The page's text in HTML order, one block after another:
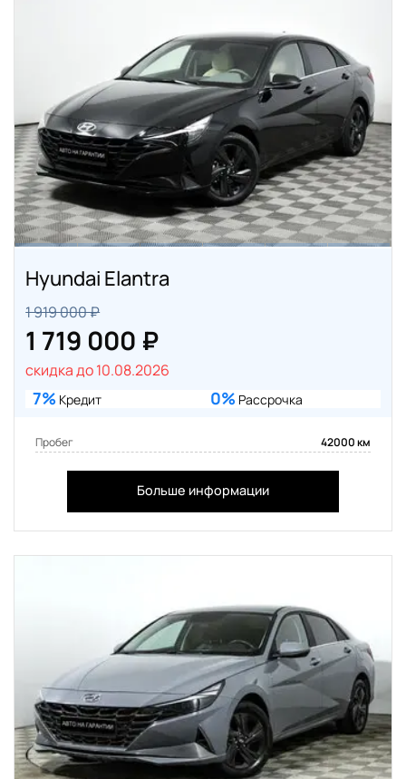
Hyundai Elantra
1 919 000 ₽
1 719 000 ₽
скидка до 10.08.2026
7% Кредит 0% Рассрочка
Пробег 42000 км
Больше информации